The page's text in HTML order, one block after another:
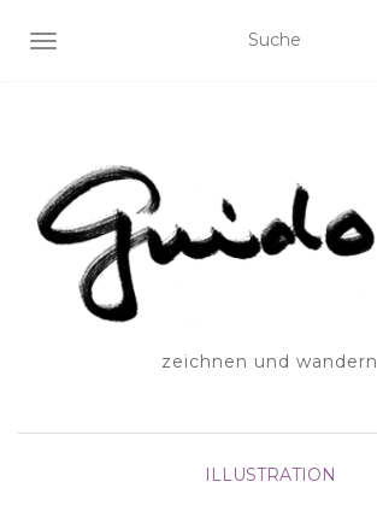
SCHALTE NAVIGATION
zeichnen und wandern
ILLUSTRATION